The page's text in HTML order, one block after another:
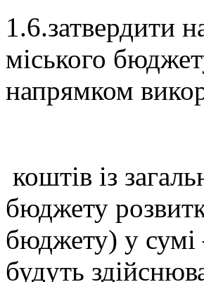
1.6.затвердити
міського
напрямком
коштів із
бюджету
бюджету) у сумі
будуть